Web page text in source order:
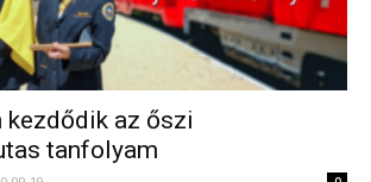
kezdődik az őszi
tanfolyam